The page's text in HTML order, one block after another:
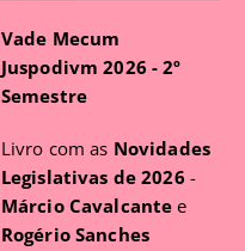
Vade Mecum
Juspodivm 2026 - 2º
Semestre
Livro com as Novidades
Legislativas de 2026 -
Márcio Cavalcante e
Rogério Sanches